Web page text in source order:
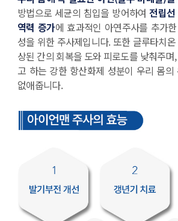
방법으로 세균의 침입을 방어하여전립
역력 증가에 효과적인 아연주사를 추가
성을 위한 주사제입니다. 또한 글루타치
상된 간의 회복을 도와 피로도를 낮춰주
고 하는 강한 항산화제 성분이 우리 몸
없애줍니다.